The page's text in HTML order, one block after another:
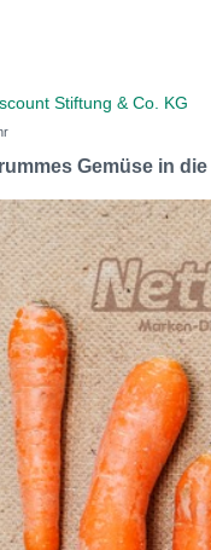
Stiftung & Co. KG
Gemüse in